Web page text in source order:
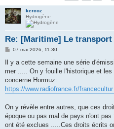
kercoz
Hydrogène
Re: [Maritime] Le
M
s
s
a
g
07 mai 2026, 11:30
Il y a cette semaine une série
mer ..... On y fouille l'historique et
concerne Hormuz:
https://www.radiofrance.fr/
On y révèle entre autres, que ces
époque ou pas mal de pays n'ont
ont été exclues .....Ces droits écrits